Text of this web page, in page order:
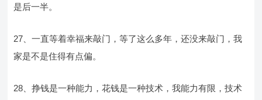
是后一半。
27、一直等着幸福来敲门，等了这么多年，还没来敲门，我
家是不是住得有点偏。
28、挣钱是一种能力，花钱是一种技术，我能力有限，技术